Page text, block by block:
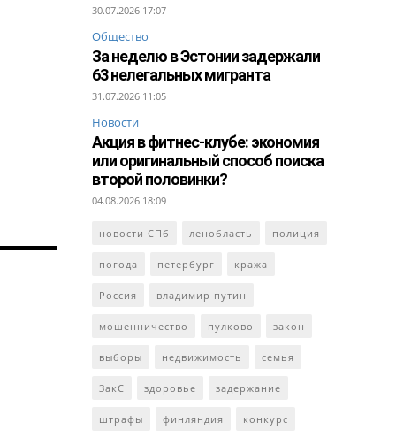
30.07.2026 17:07
Общество
За неделю в Эстонии задержали
63 нелегальных мигранта
31.07.2026 11:05
Новости
Акция в фитнес-клубе: экономия
или оригинальный способ поиска
второй половинки?
04.08.2026 18:09
новости СПб ленобласть полиция
погода петербург кража
Россия владимир путин
мошенничество пулково закон
выборы недвижимость семья
ЗакС здоровье задержание
штрафы финляндия конкурс